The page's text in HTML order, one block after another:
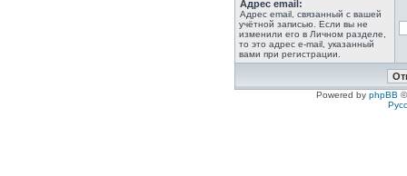
Адрес email:
Адрес email, связанный с вашей
учётной записью. Если вы не
изменили его в Личном разделе,
то это адрес e-mail, указанный
вами при регистрации.
Powered by phpBB